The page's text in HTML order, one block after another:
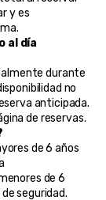
y es
al día
durante
no
anticipada.
de reservas.
de 6 años
de 6
seguridad.